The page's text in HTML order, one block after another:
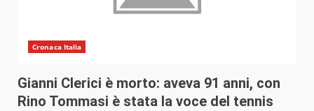
Cronaca Italia
Gianni Clerici è morto: aveva 91 anni, con
Rino Tommasi è stata la voce del tennis